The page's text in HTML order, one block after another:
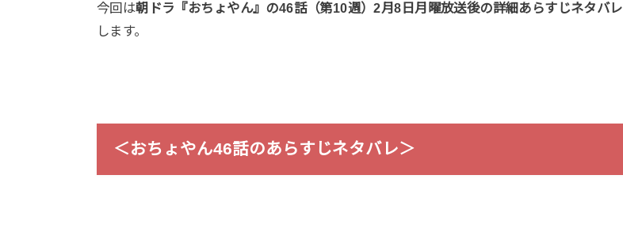
今回は朝ドラ『おちょやん』の46話（第10週）2月8日月曜放送後の詳細あらすじネタバレ
します。
＜おちょやん46話のあらすじネタバレ＞